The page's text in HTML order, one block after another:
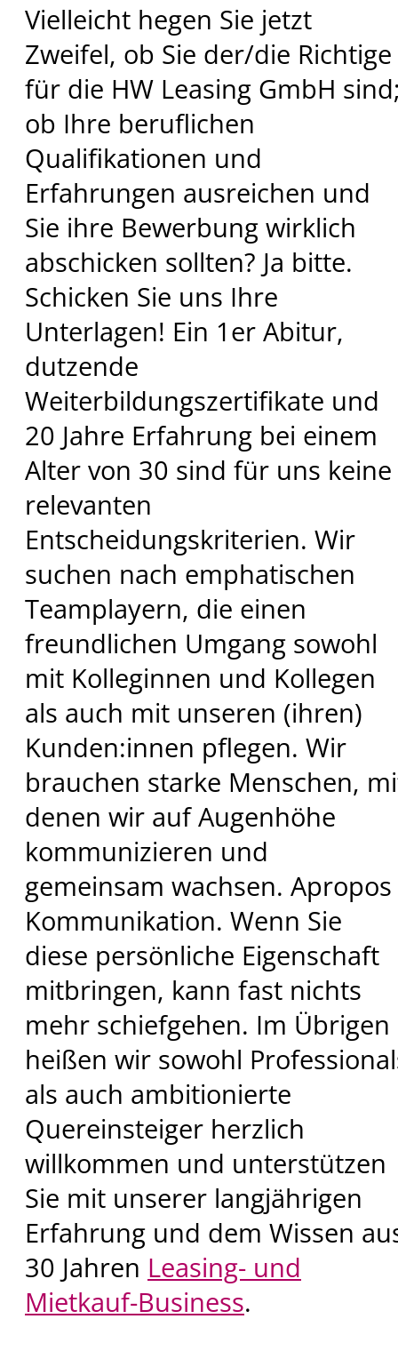
Vielleicht hegen Sie jetzt
Zweifel, ob Sie der/die Richtige
für die HW Leasing GmbH
ob Ihre beruflichen
Qualifikationen und
Erfahrungen ausreichen und
Sie ihre Bewerbung wirklich
abschicken sollten? Ja bitte.
Schicken Sie uns Ihre
Unterlagen! Ein 1er Abitur,
dutzende
Weiterbildungszertifikate und
20 Jahre Erfahrung bei einem
Alter von 30 sind für uns keine
relevanten
Entscheidungskriterien. Wir
suchen nach emphatischen
Teamplayern, die einen
freundlichen Umgang sowohl
mit Kolleginnen und Kollegen
als auch mit unseren (ihren)
Kunden:innen pflegen. Wir
brauchen starke Menschen,
denen wir auf Augenhöhe
kommunizieren und
gemeinsam wachsen. Apropos
Kommunikation. Wenn Sie
diese persönliche Eigenschaft
mitbringen, kann fast nichts
mehr schiefgehen. Im Übrigen
heißen wir sowohl
als auch ambitionierte
Quereinsteiger herzlich
willkommen und unterstützen
Sie mit unserer langjährigen
Erfahrung und dem Wissen
30 Jahren Leasing- und
Mietkauf-Business.